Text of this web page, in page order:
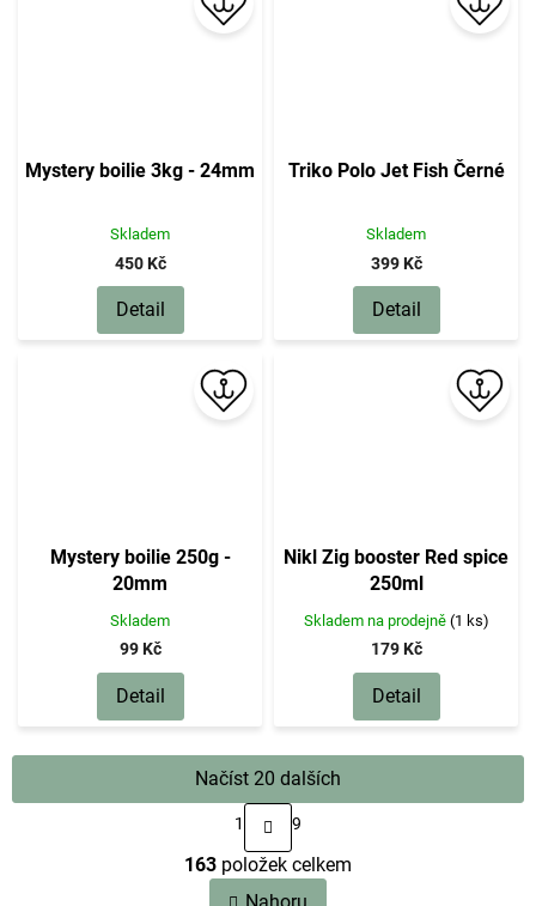
Mystery boilie 3kg - 24mm
Skladem
450 Kč
Detail
Triko Polo Jet Fish Černé
Skladem
399 Kč
Detail
Mystery boilie 250g -
20mm
Skladem
99 Kč
Detail
Nikl Zig booster Red spice
250ml
Skladem na prodejně (1 ks)
179 Kč
Detail
O
v
l
Načíst 20 dalších
S
t
r
á
n
1 9
163 položek celkem